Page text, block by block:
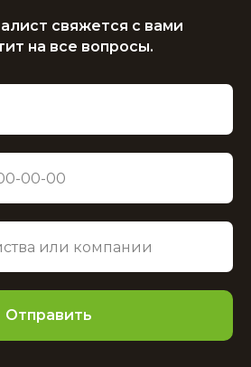
свяжется с вами
на все вопросы.
Отправить